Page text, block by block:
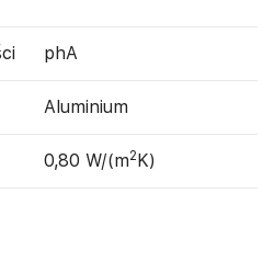
phA
Aluminium
0,80 W/(m2K)